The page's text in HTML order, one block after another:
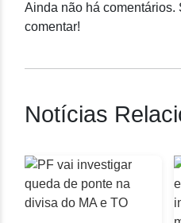
Ainda não há comentários.
comentar!
Notícias